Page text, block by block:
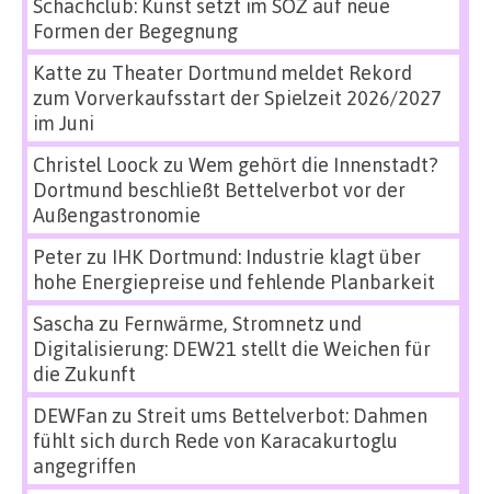
Schachclub: Kunst setzt im SÖZ auf neue
Formen der Begegnung
Katte zu Theater Dortmund meldet Rekord
zum Vorverkaufsstart der Spielzeit 2026/2027
im Juni
Christel Loock zu Wem gehört die Innenstadt?
Dortmund beschließt Bettelverbot vor der
Außengastronomie
Peterzu IHK Dortmund: Industrie klagt über
hohe Energiepreise und fehlende Planbarkeit
Sascha zu Fernwärme, Stromnetz und
Digitalisierung: DEW21 stellt die Weichen für
die Zukunft
DEWFan zu Streit ums Bettelverbot: Dahmen
fühlt sich durch Rede von Karacakurtoglu
angegriffen